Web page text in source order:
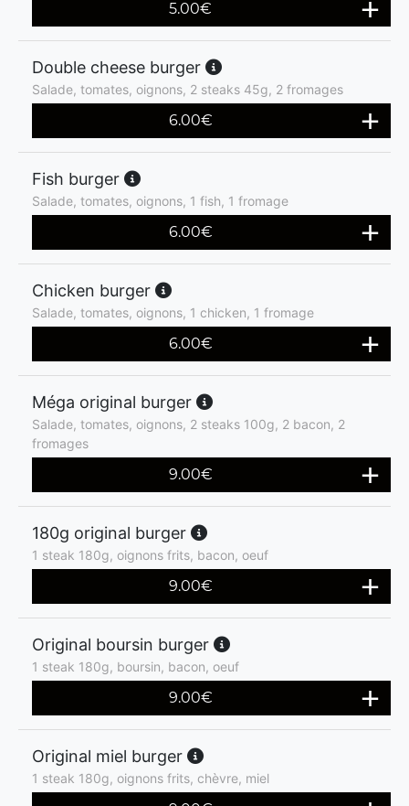
5.00€
Double cheese burger
Salade, tomates, oignons, 2 steaks 45g, 2 fromages
6.00€
Fish burger
Salade, tomates, oignons, 1 fish, 1 fromage
6.00€
Chicken burger
Salade, tomates, oignons, 1 chicken, 1 fromage
6.00€
Méga original burger
Salade, tomates, oignons, 2 steaks 100g, 2 bacon, 2
fromages
9.00€
180g original burger
1 steak 180g, oignons frits, bacon, oeuf
9.00€
Original boursin burger
1 steak 180g, boursin, bacon, oeuf
9.00€
Original miel burger
1 steak 180g, oignons frits, chèvre, miel